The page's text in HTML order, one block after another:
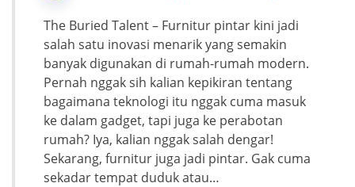
The Buried Talent – Furnitur pintar kini jadi
salah satu inovasi menarik yang semakin
banyak digunakan di rumah-rumah modern.
Pernah nggak sih kalian kepikiran tentang
bagaimana teknologi itu nggak cuma masuk
ke dalam gadget, tapi juga ke perabotan
rumah? Iya, kalian nggak salah dengar!
Sekarang, furnitur juga jadi pintar. Gak cuma
sekadar tempat duduk atau…